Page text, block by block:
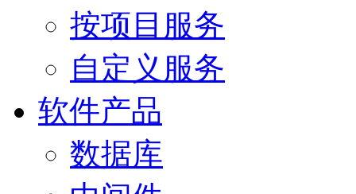
按项目服务
自定义服务
软件产品
数据库